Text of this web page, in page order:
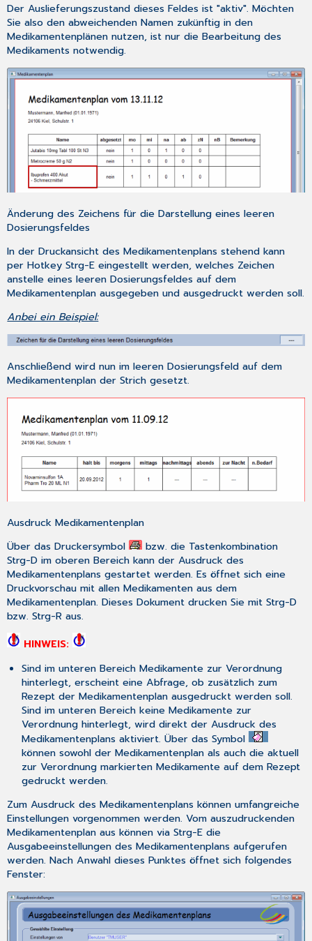
Der Auslieferungszustand dieses Feldes ist "aktiv". Möchten
Sie also den abweichenden Namen zukünftig in den
Medikamentenplänen nutzen, ist nur die Bearbeitung des
Medikaments notwendig.
Änderung des Zeichens für die Darstellung eines leeren
Dosierungsfeldes
In der Druckansicht des Medikamentenplans stehend kann
per HotkeyStrg-E eingestellt werden, welches Zeichen
anstelle eines leeren Dosierungsfeldes auf dem
Medikamentenplan ausgegeben und ausgedruckt werden soll.
Anbei ein Beispiel:
Anschließend wird nun im leeren Dosierungsfeld auf dem
Medikamentenplan der Strich gesetzt.
Ausdruck Medikamentenplan
Über das Druckersymbol
bzw. die Tastenkombination
Strg-D im oberen Bereich kann der Ausdruck des
Medikamentenplans gestartet werden. Es öffnet sich eine
Druckvorschau mit allen Medikamenten aus dem
Medikamentenplan. Dieses Dokument drucken Sie mitStrg-D
bzw.Strg-R aus.
HINWEIS:
Sind im unteren Bereich Medikamente zur Verordnung
hinterlegt, erscheint eine Abfrage, ob zusätzlich zum
Rezept der Medikamentenplan ausgedruckt werden soll.
Sind im unteren Bereich keine Medikamente zur
Verordnung hinterlegt, wird direkt der Ausdruck des
Medikamentenplans aktiviert. Über das Symbol
können sowohl der Medikamentenplan als auch die aktuell
zur Verordnung markierten Medikamente auf dem Rezept
gedruckt werden.
Zum Ausdruck des Medikamentenplans können umfangreiche
Einstellungen vorgenommen werden. Vom auszudruckenden
Medikamentenplan aus können viaStrg-E die
Ausgabeeinstellungen des Medikamentenplans aufgerufen
werden. Nach Anwahl dieses Punktes öffnet sich folgendes
Fenster: